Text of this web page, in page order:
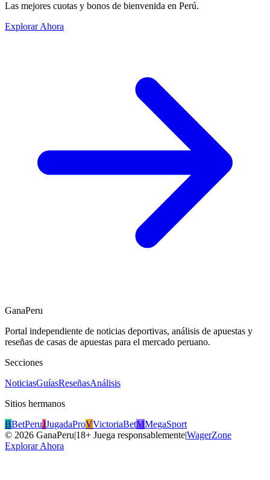
Las mejores cuotas y bonos de bienvenida en Perú.
Explorar Ahora
GanaPeru
Portal independiente de noticias deportivas, análisis de apuestas y
reseñas de casas de apuestas para el mercado peruano.
Secciones
NoticiasGuíasReseñasAnálisis
Sitios hermanos
BBetPeruJJugadaProVVictoriaBetMMegaSport
© 2026 GanaPeru|18+ Juega responsablemente|WagerZone
Explorar Ahora